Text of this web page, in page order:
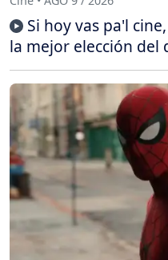
Si hoy vas pa'l
la mejor elección del